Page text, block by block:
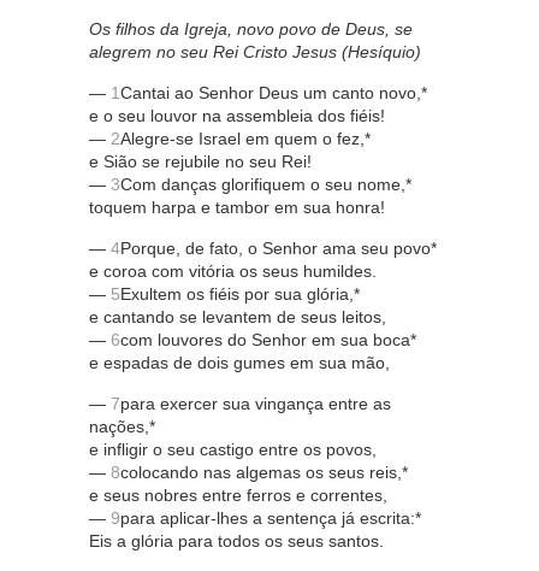
Os filhos da Igreja, novo povo de Deus, se
alegrem no seu Rei Cristo Jesus (Hesíquio)
— 1Cantai ao Senhor Deus um canto novo,*
e o seu louvor na assembleia dos fiéis!
— 2Alegre-se Israel em quem o fez,*
e Sião se rejubile no seu Rei!
— 3Com danças glorifiquem o seu nome,*
toquem harpa e tambor em sua honra!
— 4Porque, de fato, o Senhor ama seu povo*
e coroa com vitória os seus humildes.
— 5Exultem os fiéis por sua glória,*
e cantando se levantem de seus leitos,
— 6com louvores do Senhor em sua boca*
e espadas de dois gumes em sua mão,
— 7para exercer sua vingança entre as
nações,*
e infligir o seu castigo entre os povos,
— 8colocando nas algemas os seus reis,*
e seus nobres entre ferros e correntes,
— 9para aplicar-lhes a sentença já escrita:*
Eis a glória para todos os seus santos.